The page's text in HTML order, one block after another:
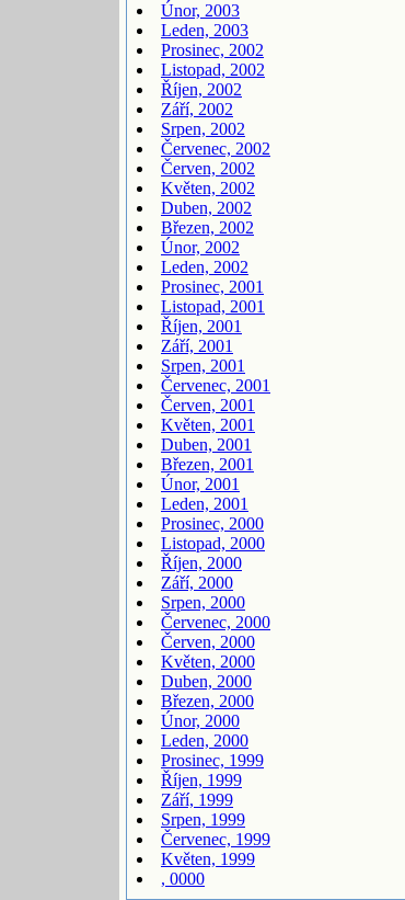
Únor, 2003
Leden, 2003
Prosinec, 2002
Listopad, 2002
Říjen, 2002
Září, 2002
Srpen, 2002
Červenec, 2002
Červen, 2002
Květen, 2002
Duben, 2002
Březen, 2002
Únor, 2002
Leden, 2002
Prosinec, 2001
Listopad, 2001
Říjen, 2001
Září, 2001
Srpen, 2001
Červenec, 2001
Červen, 2001
Květen, 2001
Duben, 2001
Březen, 2001
Únor, 2001
Leden, 2001
Prosinec, 2000
Listopad, 2000
Říjen, 2000
Září, 2000
Srpen, 2000
Červenec, 2000
Červen, 2000
Květen, 2000
Duben, 2000
Březen, 2000
Únor, 2000
Leden, 2000
Prosinec, 1999
Říjen, 1999
Září, 1999
Srpen, 1999
Červenec, 1999
Květen, 1999
, 0000